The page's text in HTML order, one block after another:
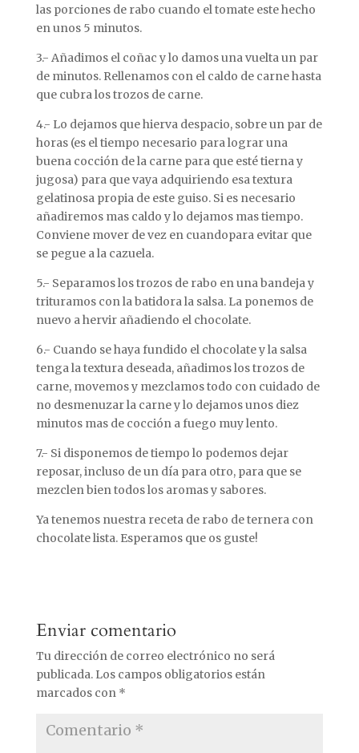
las porciones de rabo cuando el tomate este hecho
en unos 5 minutos.
3.- Añadimos el coñac y lo damos una vuelta un par
de minutos. Rellenamos con el caldo de carne hasta
que cubra los trozos de carne.
4.- Lo dejamos que hierva despacio, sobre un par de
horas (es el tiempo necesario para lograr una
buena cocción de la carne para que esté tierna y
jugosa) para que vaya adquiriendo esa textura
gelatinosa propia de este guiso. Si es necesario
añadiremos mas caldo y lo dejamos mas tiempo.
Conviene mover de vez en cuandopara evitar que
se pegue a la cazuela.
5.- Separamos los trozos de rabo en una bandeja y
trituramos con la batidora la salsa. La ponemos de
nuevo a hervir añadiendo el chocolate.
6.- Cuando se haya fundido el chocolate y la salsa
tenga la textura deseada, añadimos los trozos de
carne, movemos y mezclamos todo con cuidado de
no desmenuzar la carne y lo dejamos unos diez
minutos mas de cocción a fuego muy lento.
7.- Si disponemos de tiempo lo podemos dejar
reposar, incluso de un día para otro, para que se
mezclen bien todos los aromas y sabores.
Ya tenemos nuestra receta de rabo de ternera con
chocolate lista. Esperamos que os guste!
Enviar comentario
Tu dirección de correo electrónico no será
publicada. Los campos obligatorios están
marcados con *